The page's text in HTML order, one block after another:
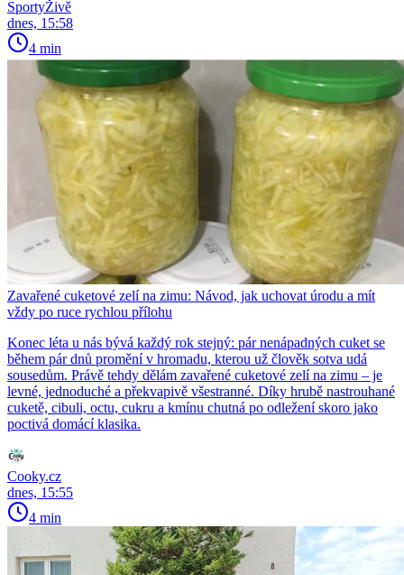
SportyŽivě
dnes, 15:58
4 min
Zavařené cuketové zelí na zimu: Návod, jak uchovat úrodu a mít
vždy po ruce rychlou přílohu
Konec léta u nás bývá každý rok stejný: pár nenápadných cuket se
během pár dnů promění v hromadu, kterou už člověk sotva udá
sousedům. Právě tehdy dělám zavařené cuketové zelí na zimu – je
levné, jednoduché a překvapivě všestranné. Díky hrubě nastrouhané
cuketě, cibuli, octu, cukru a kmínu chutná po odležení skoro jako
poctivá domácí klasika.
Cooky.cz
dnes, 15:55
4 min